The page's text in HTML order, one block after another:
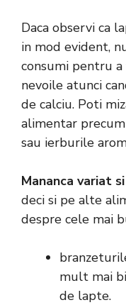
Daca observi ca
in mod evident,
consumi pentru
nevoile atunci
de calciu. Poti
alimentar
sau ierburile
Mananca variat
deci si pe alte
despre cele mai
mult mai
de lapte.